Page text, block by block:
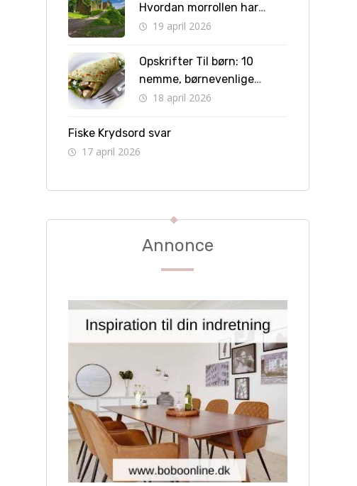
Hvordan morrollen har
formet hendes liv
19 april 2026
Opskrifter Til børn: 10
nemme, børnevenlige
retter børn kan lave selv
18 april 2026
Fiske Krydsord svar
17 april 2026
Annonce